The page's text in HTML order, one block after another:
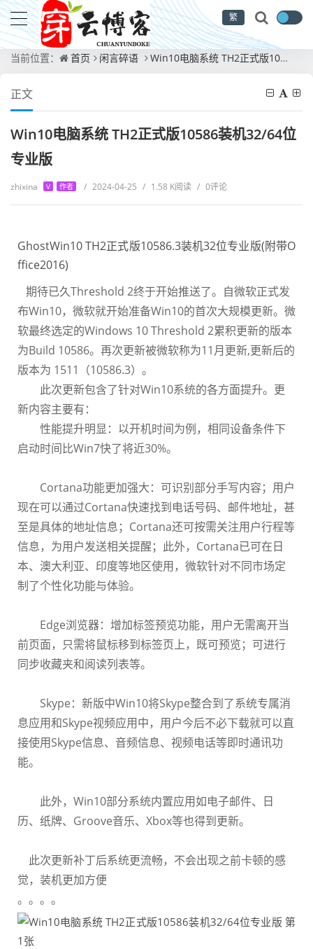
繁
当前位置： 首页 闲言碎语 Win10电脑系统 TH2正式版10586装机32/64位专业版
正文
Win10电脑系统 TH2正式版10586装机32/64位
专业版
zhixina V 作者 / 2024-04-25 / 1.58 K阅读 / 0评论
GhostWin10 TH2正式版10586.3装机32位专业版(附带O
ffice2016)
期待已久Threshold 2终于开始推送了。自微软正式发
布Win10，微软就开始准备Win10的首次大规模更新。微
软最终选定的Windows 10 Threshold 2累积更新的版本
为Build 10586。再次更新被微软称为11月更新,更新后的
版本为 1511（10586.3）。
此次更新包含了针对Win10系统的各方面提升。更
新内容主要有：
性能提升明显：以开机时间为例，相同设备条件下
启动时间比Win7快了将近30%。
Cortana功能更加强大：可识别部分手写内容；用户
现在可以通过Cortana快速找到电话号码、邮件地址，甚
至是具体的地址信息；Cortana还可按需关注用户行程等
信息，为用户发送相关提醒；此外，Cortana已可在日
本、澳大利亚、印度等地区使用，微软针对不同市场定
制了个性化功能与体验。
Edge浏览器：增加标签预览功能，用户无需离开当
前页面，只需将鼠标移到标签页上，既可预览；可进行
同步收藏夹和阅读列表等。
Skype：新版中Win10将Skype整合到了系统专属消
息应用和Skype视频应用中，用户今后不必下载就可以直
接使用Skype信息、音频信息、视频电话等即时通讯功
能。
此外，Win10部分系统内置应用如电子邮件、日
历、纸牌、Groove音乐、Xbox等也得到更新。
此次更新补丁后系统更流畅，不会出现之前卡顿的感
觉，装机更加方便
。。。。